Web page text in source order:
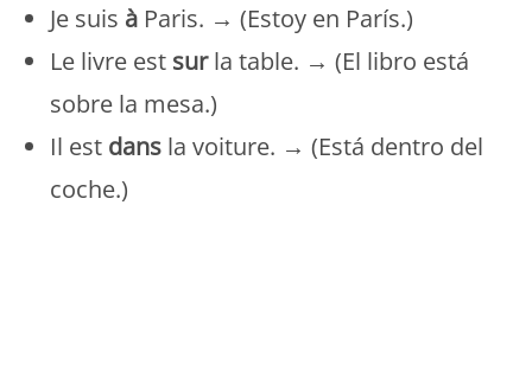
Je suis à Paris. → (Estoy en París.)
Le livre est surla table. → (El libro está
sobre la mesa.)
Il est dans la voiture. → (Está dentro del
coche.)